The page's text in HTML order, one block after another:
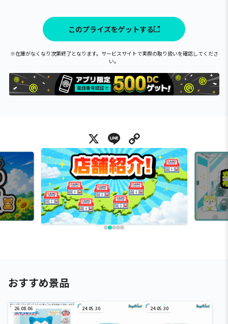
このプライズをゲットする
※在庫がなくなり次第終了となります。サービスサイトで実際の取り扱いを確認してくださ
い。
X Line
おすすめ景品
26.08.06 24.05.30 24.05.30